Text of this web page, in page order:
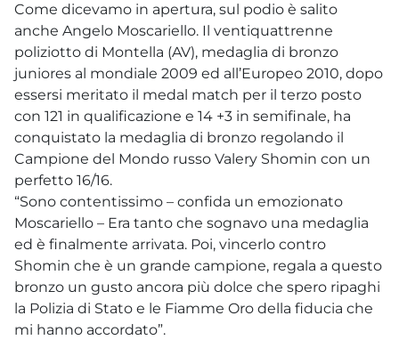
Come dicevamo in apertura, sul podio è salito
anche Angelo Moscariello. Il ventiquattrenne
poliziotto di Montella (AV), medaglia di bronzo
juniores al mondiale 2009 ed all’Europeo 2010, dopo
essersi meritato il medal match per il terzo posto
con 121 in qualificazione e 14 +3 in semifinale, ha
conquistato la medaglia di bronzo regolando il
Campione del Mondo russo Valery Shomin con un
perfetto 16/16.
“Sono contentissimo – confida un emozionato
Moscariello – Era tanto che sognavo una medaglia
ed è finalmente arrivata. Poi, vincerlo contro
Shomin che è un grande campione, regala a questo
bronzo un gusto ancora più dolce che spero ripaghi
la Polizia di Stato e le Fiamme Oro della fiducia che
mi hanno accordato”.